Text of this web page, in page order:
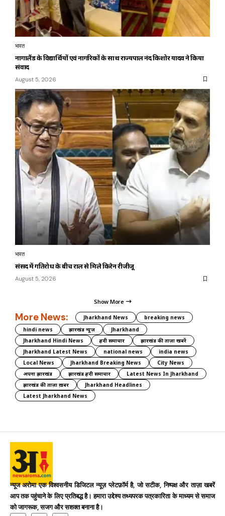
भारत
नागालैंड के विद्यार्थियों एवं नागरिकों के साथ राज्यपाल नंद किशोर यादव ने किया
संवाद
August 5, 2026
भारत
संसद में गतिरोध के बीच राहुल से मिले किरेन रीजीजू
August 5, 2026
Show More
More News: Jharkhand News
breaking news
hindi news
झारखंड न्यूज़
Jharkhand
Jharkhand Hindi News
हिंदी समाचार
झारखंड की ताज़ा खबरें
Jharkhand Latest News
national news
india news
Local News
Jharkhand Breaking News
City News
अपना झारखंड
झारखंड हिंदी समाचार
Latest News In Jharkhand
झारखंड की ताज़ा ख़बर
Jharkhand Headlines
Latest Jharkhand News
न्यूज अरोमा एक विश्वसनीय डिजिटल न्यूज़ प्लेटफ़ॉर्म है, जो सटीक, निष्पक्ष और ताज़ा खबरें
आप तक पहुंचाने के लिए प्रतिबद्ध है। हमारा उद्देश्य तथ्यपरक पत्रकारिता के माध्यम से समाज
को जागरूक, सजग और सशक्त बनाना है।